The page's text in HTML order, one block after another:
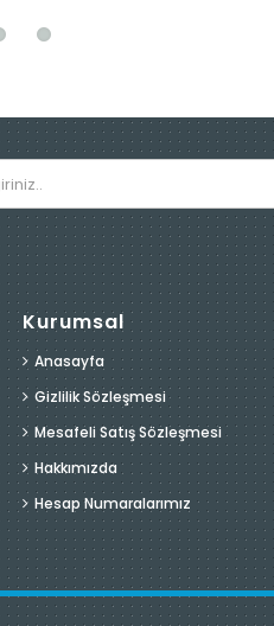
Kurumsal
Anasayfa
Gizlilik Sözleşmesi
Mesafeli Satış Sözleşmesi
Hakkımızda
Hesap Numaralarımız